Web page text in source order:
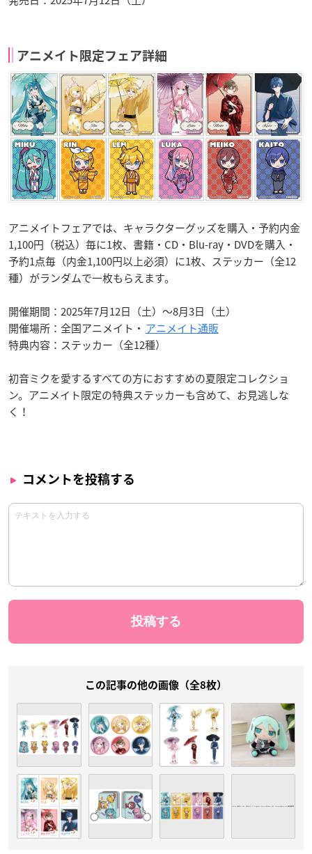
アニメイト限定フェア詳細
アニメイトフェアでは、キャラクターグッズを購入・予約内金
1,100円（税込）毎に1枚、書籍・CD・Blu-ray・DVDを購入・
予約1点毎（内金1,100円以上必須）に1枚、ステッカー（全12
種）がランダムで一枚もらえます。
開催期間：2025年7月12日（土）〜8月3日（土）
開催場所：全国アニメイト・ アニメイト通販
特典内容：ステッカー（全12種）
初音ミクを愛するすべての方におすすめの夏限定コレクショ
ン。アニメイト限定の特典ステッカーも含めて、お見逃しな
く！
コメントを投稿する
この記事の他の画像（全8枚）